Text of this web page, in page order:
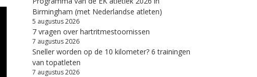
Birmingham (met Nederlandse atleten)
5 augustus 2026
7 vragen over hartritmestoornissen
7 augustus 2026
Sneller worden op de 10 kilometer? 6 trainingen
van topatleten
7 augustus 2026